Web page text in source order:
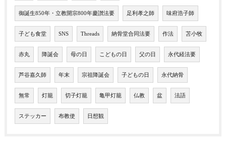
御誕生850年・立教開宗800年慶讃法要 足利孝之師 味府浩子師
子ども食堂 SNS Threads 納骨堂合同法要 作法 苫小牧
赤丸 降誕会 母の日 こどもの日 父の日 永代経法要
芦谷嘉久師 年末 宗祖降誕会 子どもの日 永代納骨
無常 灯籠 切子灯籠 亀甲灯籠 仏教 盆 法語
ステッカー 布教使 日想観